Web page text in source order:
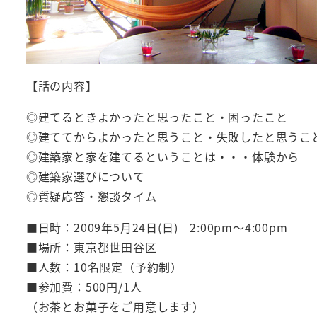
【話の内容】
◎建てるときよかったと思ったこと・困ったこと
◎建ててからよかったと思うこと・失敗したと思うこ
◎建築家と家を建てるということは・・・体験から
◎建築家選びについて
◎質疑応答・懇談タイム
■日時：2009年5月24日(日) 2:00pm～4:00pm
■場所：東京都世田谷区
■人数：10名限定（予約制）
■参加費：500円/1人
（お茶とお菓子をご用意します）